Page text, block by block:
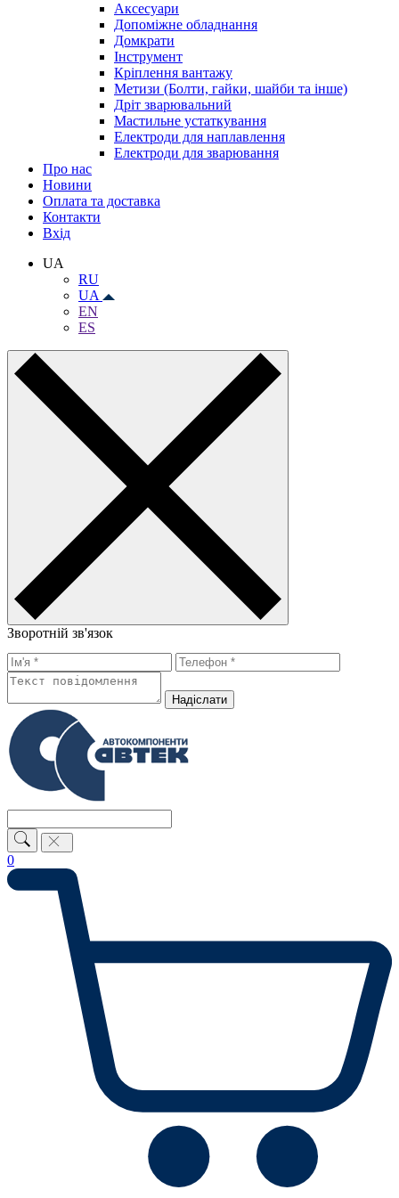
Аксесуари
Допоміжне обладнання
Домкрати
Інструмент
Кріплення вантажу
Метизи (Болти, гайки, шайби та інше)
Дріт зварювальний
Мастильне устаткування
Електроди для наплавлення
Електроди для зварювання
Про нас
Новини
Оплата та доставка
Контакти
Вхiд
UA
RU
UA
EN
ES
Зворотній зв'язок
Надiслати
0